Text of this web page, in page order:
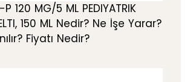
P 120 MG/5 ML PEDIYATRIK
150 ML Nedir? Ne İşe Yarar?
Fiyatı Nedir?